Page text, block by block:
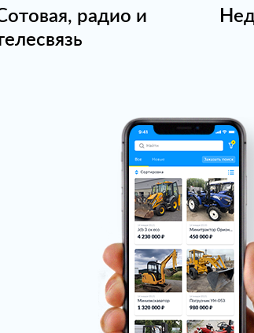
радио и